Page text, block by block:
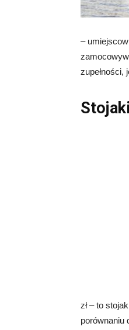
–
zupełności,
zł – to
porównaniu